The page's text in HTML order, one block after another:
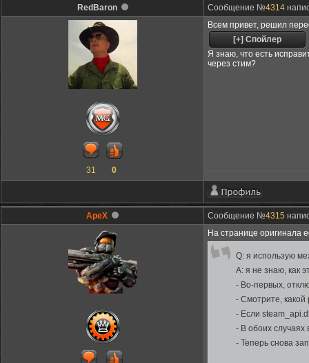
RedBaron Сообщение №4314
31 0
Всем привет, решил
Я знаю, что есть
через стим?
ApeX Сообщение №4315
На странице оригинала
Q: я использую
A: я не знаю, как
- Во-первых,
- Смотрите,
- Если
- В обоих случаях
- Теперь снова